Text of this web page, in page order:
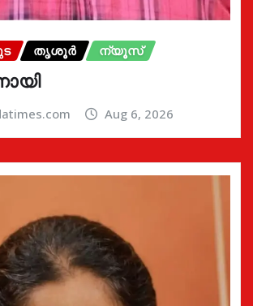
തൃശൂർ ന്യൂസ്
Aug 6, 2026